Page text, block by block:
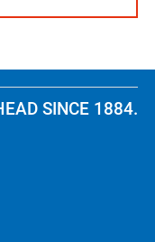
SINCE 1884.